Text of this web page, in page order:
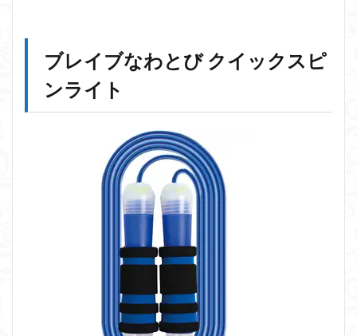
ブレイブなわとび クイックスピ
ンライト